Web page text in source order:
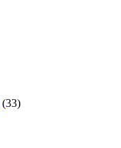
(33)